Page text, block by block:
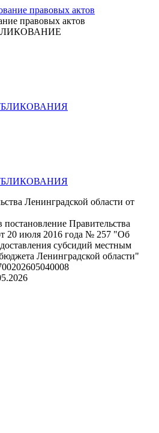
правовых актов
Ленинградской области от
Правительства
20 июля 2016 года № 257 "Об
субсидий местным
Ленинградской области"